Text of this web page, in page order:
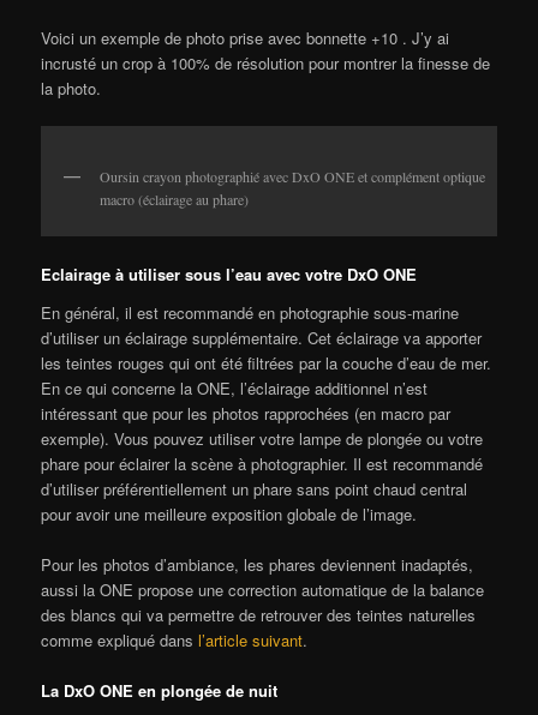
Voici un exemple de photo prise avec bonnette +10 . J’y ai
incrusté un crop à 100% de résolution pour montrer la finesse de
la photo.
Oursin crayon photographié avec DxO ONE et complément optique
macro (éclairage au phare)
Eclairage à utiliser sous l’eau avec votre DxO ONE
En général, il est recommandé en photographie sous-marine
d’utiliser un éclairage supplémentaire. Cet éclairage va apporter
les teintes rouges qui ont été filtrées par la couche d’eau de mer.
En ce qui concerne la ONE, l’éclairage additionnel n’est
intéressant que pour les photos rapprochées (en macro par
exemple). Vous pouvez utiliser votre lampe de plongée ou votre
phare pour éclairer la scène à photographier. Il est recommandé
d’utiliser préférentiellement un phare sans point chaud central
pour avoir une meilleure exposition globale de l’image.
Pour les photos d’ambiance, les phares deviennent inadaptés,
aussi la ONE propose une correction automatique de la balance
des blancs qui va permettre de retrouver des teintes naturelles
comme expliqué dansl’article suivant.
La DxO ONE en plongée de nuit